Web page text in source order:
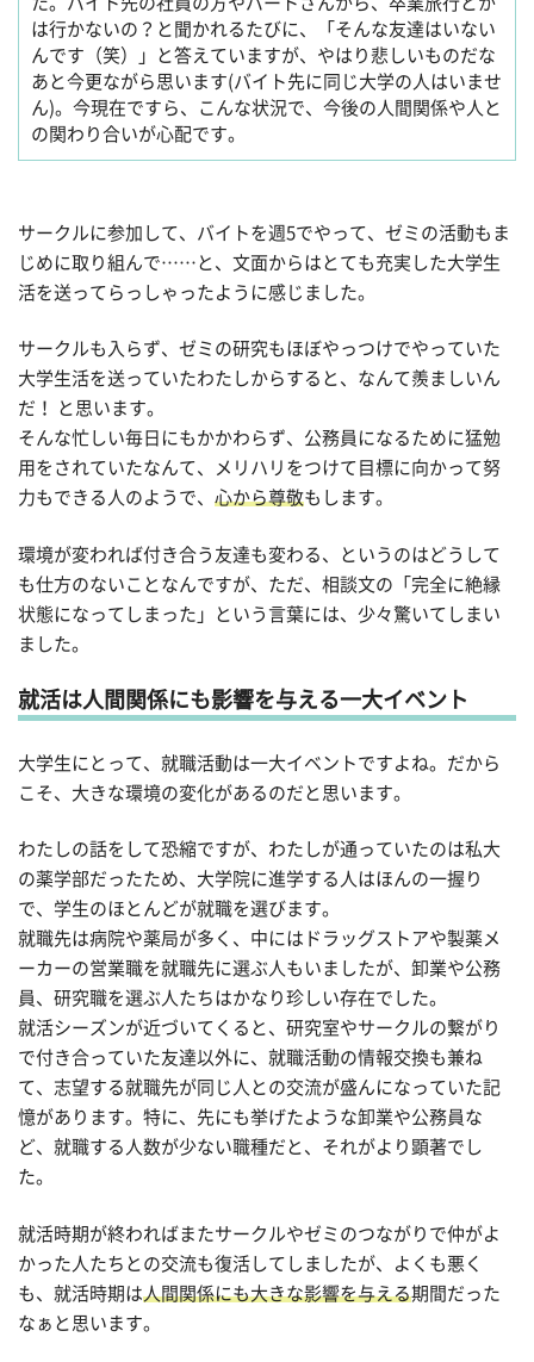
は行かないの？と聞かれるたびに、「そんな友達はいない
んです（笑）」と答えていますが、やはり悲しいものだな
あと今更ながら思います(バイト先に同じ大学の人はいませ
ん)。今現在ですら、こんな状況で、今後の人間関係や人と
の関わり合いが心配です。
サークルに参加して、バイトを週5でやって、ゼミの活動もま
じめに取り組んで……と、文面からはとても充実した大学生
活を送ってらっしゃったように感じました。
サークルも入らず、ゼミの研究もほぼやっつけでやっていた
大学生活を送っていたわたしからすると、なんて羨ましいん
だ！ と思います。
そんな忙しい毎日にもかかわらず、公務員になるために猛勉
用をされていたなんて、メリハリをつけて目標に向かって努
力もできる人のようで、 心から尊敬もします。
環境が変われば付き合う友達も変わる、というのはどうして
も仕方のないことなんですが、ただ、相談文の「完全に絶縁
状態になってしまった」という言葉には、少々驚いてしまい
ました。
就活は人間関係にも影響を与える一大イベント
大学生にとって、就職活動は一大イベントですよね。だから
こそ、大きな環境の変化があるのだと思います。
わたしの話をして恐縮ですが、わたしが通っていたのは私大
の薬学部だったため、大学院に進学する人はほんの一握り
で、学生のほとんどが就職を選びます。
就職先は病院や薬局が多く、中にはドラッグストアや製薬メ
ーカーの営業職を就職先に選ぶ人もいましたが、卸業や公務
員、研究職を選ぶ人たちはかなり珍しい存在でした。
就活シーズンが近づいてくると、研究室やサークルの繋がり
で付き合っていた友達以外に、就職活動の情報交換も兼ね
て、志望する就職先が同じ人との交流が盛んになっていた記
憶があります。特に、先にも挙げたような卸業や公務員な
ど、就職する人数が少ない職種だと、それがより顕著でし
た。
就活時期が終わればまたサークルやゼミのつながりで仲がよ
かった人たちとの交流も復活してしましたが、よくも悪く
も、就活時期は人間関係にも大きな影響を与える期間だった
なぁと思います。